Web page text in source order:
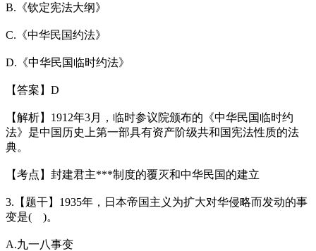
B.《钦定宪法大纲》
C.《中华民国约法》
D.《中华民国临时约法》
【答案】D
【解析】1912年3月，临时参议院颁布的《中华民国临时约
法》是中国历史上第一部具有资产阶级共和国宪法性质的法
典。
【考点】封建君主***制度的覆灭和中华民国的建立
3.【题干】1935年，日本帝国主义为扩大对华侵略而发动的事
变是( )。
A.九一八事变